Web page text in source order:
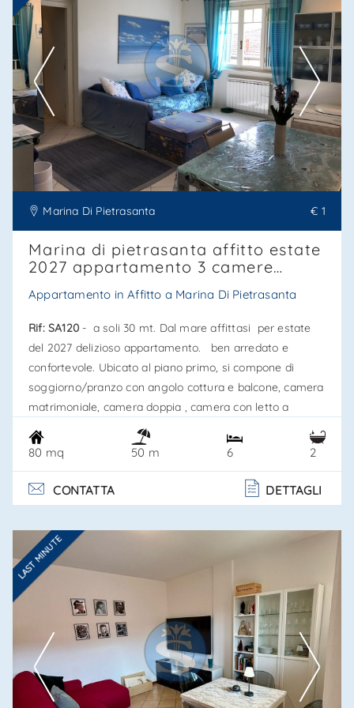
Ti interessa?
Contatta
--------------------
Vedi tutti i dettagli
Marina Di Pietrasanta € 1
Marina di pietrasanta affitto estate
2027 appartamento 3 camere
Appartamento in Affitto a Marina Di Pietrasanta
Rif: SA120 - a soli 30 mt. Dal mare affittasi per estate
del 2027 delizioso appartamento. ben arredato e
confortevole. Ubicato al piano primo, si compone di
soggiorno/pranzo con angolo cottura e balcone, camera
matrimoniale, camera doppia , camera con letto a
castello a scomparsa e 2 bagni - uno con vasca ed uno
con doccia ed aspirazione forzata - grazioso
forno, frigo/freezer, lavastoviglie, lavatrice, tv, aria
condizi. . .
80 mq 50 m 6 2
CONTATTA DETTAGLI
LAST MINUTE
Contatta
--------------------
Vedi tutti i dettagli